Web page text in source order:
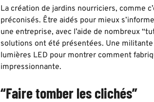
La création de jardins nourriciers, comme
préconisés. Être aidés pour mieux
une entreprise, avec l’aide de nombreux
solutions ont été présentées. Une
lumières LED pour montrer comment
impressionnante.
“Faire tomber les clichés”